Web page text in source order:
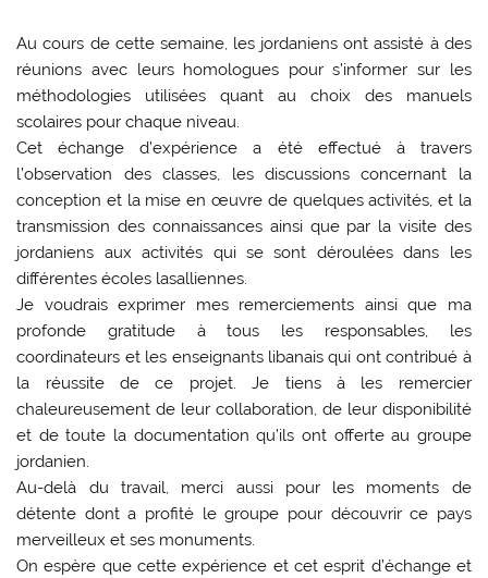
Au cours de cette semaine, les jordaniens ont assisté à des
réunions avec leurs homologues pour s’informer sur les
méthodologies utilisées quant au choix des manuels
scolaires pour chaque niveau.
Cet échange d’expérience a été effectué à travers
l’observation des classes, les discussions concernant la
conception et la mise en œuvre de quelques activités, et la
transmission des connaissances ainsi que par la visite des
jordaniens aux activités qui se sont déroulées dans les
différentes écoles lasalliennes.
Je voudrais exprimer mes remerciements ainsi que ma
profonde gratitude à tous les responsables, les
coordinateurs et les enseignants libanais qui ont contribué à
la réussite de ce projet. Je tiens à les remercier
chaleureusement de leur collaboration, de leur disponibilité
et de toute la documentation qu’ils ont offerte au groupe
jordanien.
Au-delà du travail, merci aussi pour les moments de
détente dont a profité le groupe pour découvrir ce pays
merveilleux et ses monuments.
On espère que cette expérience et cet esprit d’échange et